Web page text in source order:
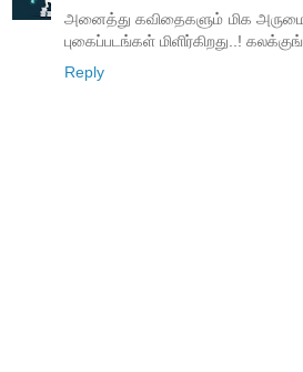
அனைத்து கவிதைகளும் மிக
புகைப்படங்கள் மிளிர்கிறது..!
Reply